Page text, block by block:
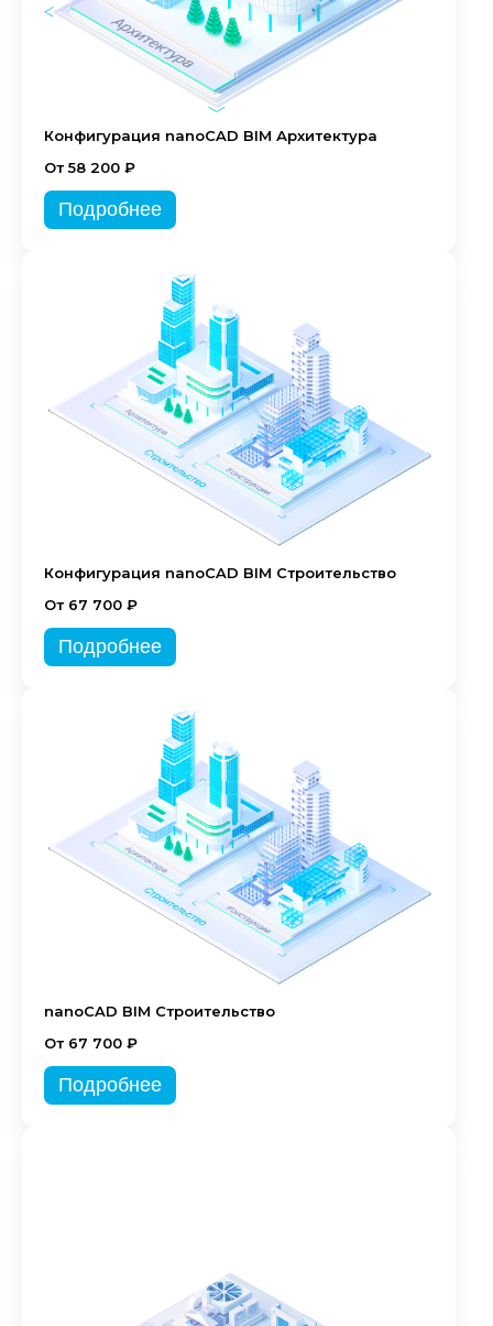
Конфигурация nanoCAD BIM Архитектура
От 58 200 ₽
Подробнее
Конфигурация nanoCAD BIM Строительство
От 67 700 ₽
Подробнее
nanoCAD BIM Строительство
От 67 700 ₽
Подробнее